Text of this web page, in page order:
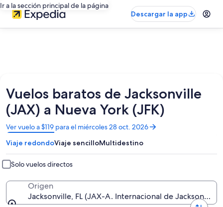
Ir a la sección principal de la página
Descargar la app
Vuelos baratos de Jacksonville
(JAX) a Nueva York (JFK)
Ver vuelo a $119 para el miércoles 28 oct. 2026
Se
abrirá
en
una
nueva
ventana
Viaje redondoViaje sencilloMultidestino
Solo vuelos directos
Origen
Jacksonville, FL (JAX-A. Internacional de Jacksonville)